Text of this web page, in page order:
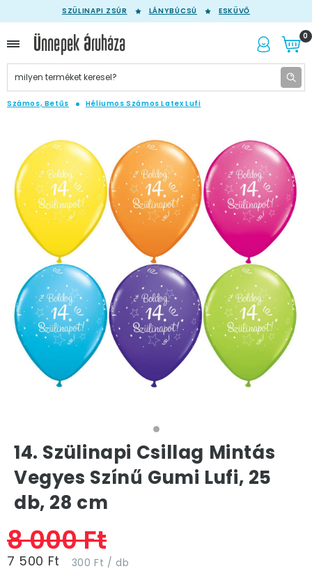
SZÜLINAPI ZSÚR LÁNYBÚCSÚ ESKÜVŐ
0
Számos, Betűs Héliumos Számos Latex Lufi
14. Szülinapi Csillag Mintás
Vegyes Színű Gumi Lufi, 25
db, 28 cm
8 000 Ft
7 500 Ft
300 Ft / db